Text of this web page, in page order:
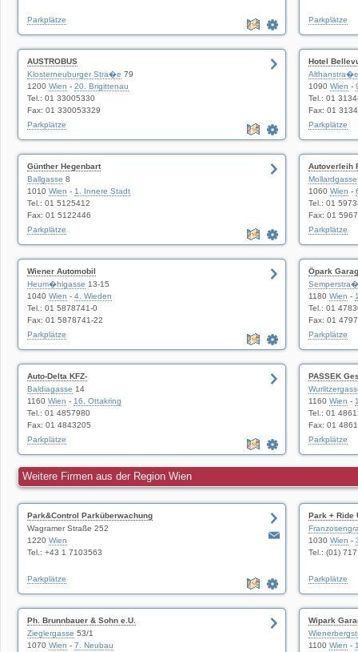
Parkplätze Parkplätze
AUSTROBUS
Klosterneuburger Stra�e 79
1200 Wien - 20. Brigittenau
Tel.: 01 33005330
Fax: 01 330053329
Parkplätze
Hotel
Althanstra�e
1090 Wien -
Tel.: 01
Fax: 01
Parkplätze
Günther Hegenbart
Ballgasse 8
1010 Wien - 1. Innere Stadt
Tel.: 01 5125412
Fax: 01 5122446
Parkplätze
Autoverleih
Mollardgasse
1060 Wien -
Tel.: 01
Fax: 01
Parkplätze
Wiener Automobil
Heum�hlgasse 13-15
1040 Wien - 4. Wieden
Tel.: 01 5878741-0
Fax: 01 5878741-22
Parkplätze
Öpark
1180 Wien -
Tel.: 01
Fax: 01
Parkplätze
Auto-Delta KFZ-
Baldiagasse 14
1160 Wien - 16. Ottakring
Tel.: 01 4857980
Fax: 01 4843205
Parkplätze
PASSEK
1160 Wien -
Tel.: 01
Fax: 01
Parkplätze
Weitere Firmen aus der Region Wien
Park&Control Parküberwachung
Wagramer Straße 252
1220 Wien
Tel.: +43 1 7103563
Parkplätze
Park + Ride
1030 Wien -
Tel.: (01)
Parkplätze
Ph. Brunnbauer & Sohn e.U.
Zieglergasse 53/1
1070 Wien - 7. Neubau
Wipark
1100 Wien -